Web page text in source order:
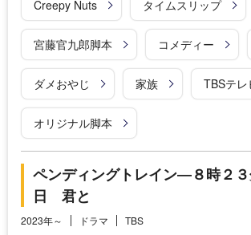
Creepy Nuts タイムスリップ
宮藤官九郎脚本 コメディー
ダメおやじ 家族 TBSテレ
オリジナル脚本
ペンディングトレイン―８時２
日 君と
2023年～ ドラマ
TBS